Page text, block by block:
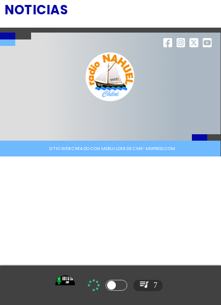
NOTICIAS
SITIO WEB CREADO CON MSBUILDER DE CMS-MSPRESS.COM
7